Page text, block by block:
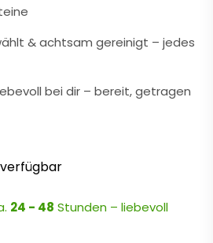
& achtsam gereinigt – jedes
bei dir – bereit, getragen
24 - 48 Stunden – liebevoll